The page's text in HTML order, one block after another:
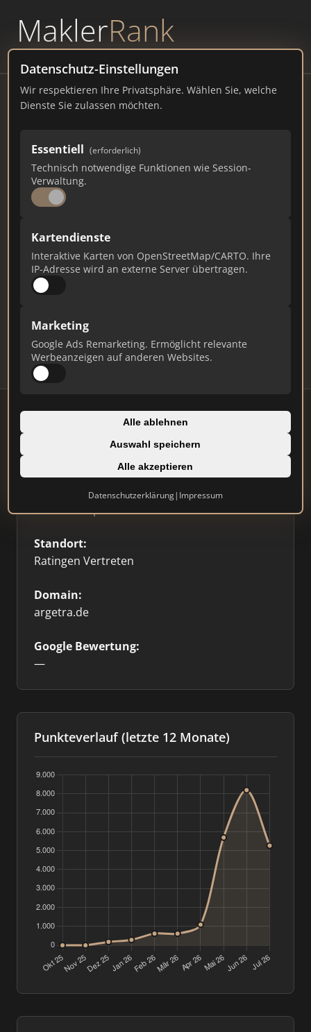
MaklerRank
powered byWAVEPOINT
Datenschutz-Einstellungen
Wir respektieren Ihre Privatsphäre. Wählen Sie, welche
Dienste Sie zulassen möchten.
Essentiell (erforderlich)
Technisch notwendige Funktionen wie Session-
Verwaltung.
Kartendienste
Interaktive Karten von OpenStreetMap/CARTO. Ihre
IP-Adresse wird an externe Server übertragen.
Marketing
Google Ads Remarketing. Ermöglicht relevante
Werbeanzeigen auf anderen Websites.
Alle ablehnen
Auswahl speichern
Alle akzeptieren
Datenschutzerklärung| Impressum
Argetra
argetra.de
5.264
Ist das Ihr Unternehmen?
Verifizieren Sie Ihr Profil, bearbeiten Sie Ihre
Updates.
Profil beanspruchen
⭐ Etabliert
Immobilienplattform
Standort:
Ratingen Vertreten
Domain:
argetra.de
Google Bewertung:
—
Punkteverlauf (letzte 12 Monate)